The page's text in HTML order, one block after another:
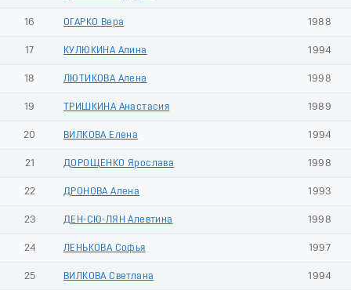
16 ОГАРКО Вера 1988
17 КУЛЮКИНА Алина 1994
18 ЛЮТИКОВА Алена 1998
19 ТРИШКИНА Анастасия 1989
20 ВИЛКОВА Елена 1994
21 ДОРОЩЕНКО Ярослава 1998
22 ДРОНОВА Алена 1993
23 ДЕН-СЮ-ЛЯН Алевтина 1998
24 ЛЕНЬКОВА Софья 1997
25 ВИЛКОВА Светлана 1994